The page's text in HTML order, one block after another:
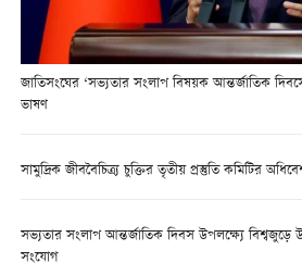
জাতিসংঘের ‘সভ্যতার সংলাপ বিষয়ক আন্তর্জাতিক
ভাষণ
সামুদ্রিক জীববৈচিত্র্য চুক্তির তৃতীয় প্রস্তুতি কমিটির
সভ্যতার সংলাপ আন্তর্জাতিক দিবস উপলক্ষ্যে
সংযোগ